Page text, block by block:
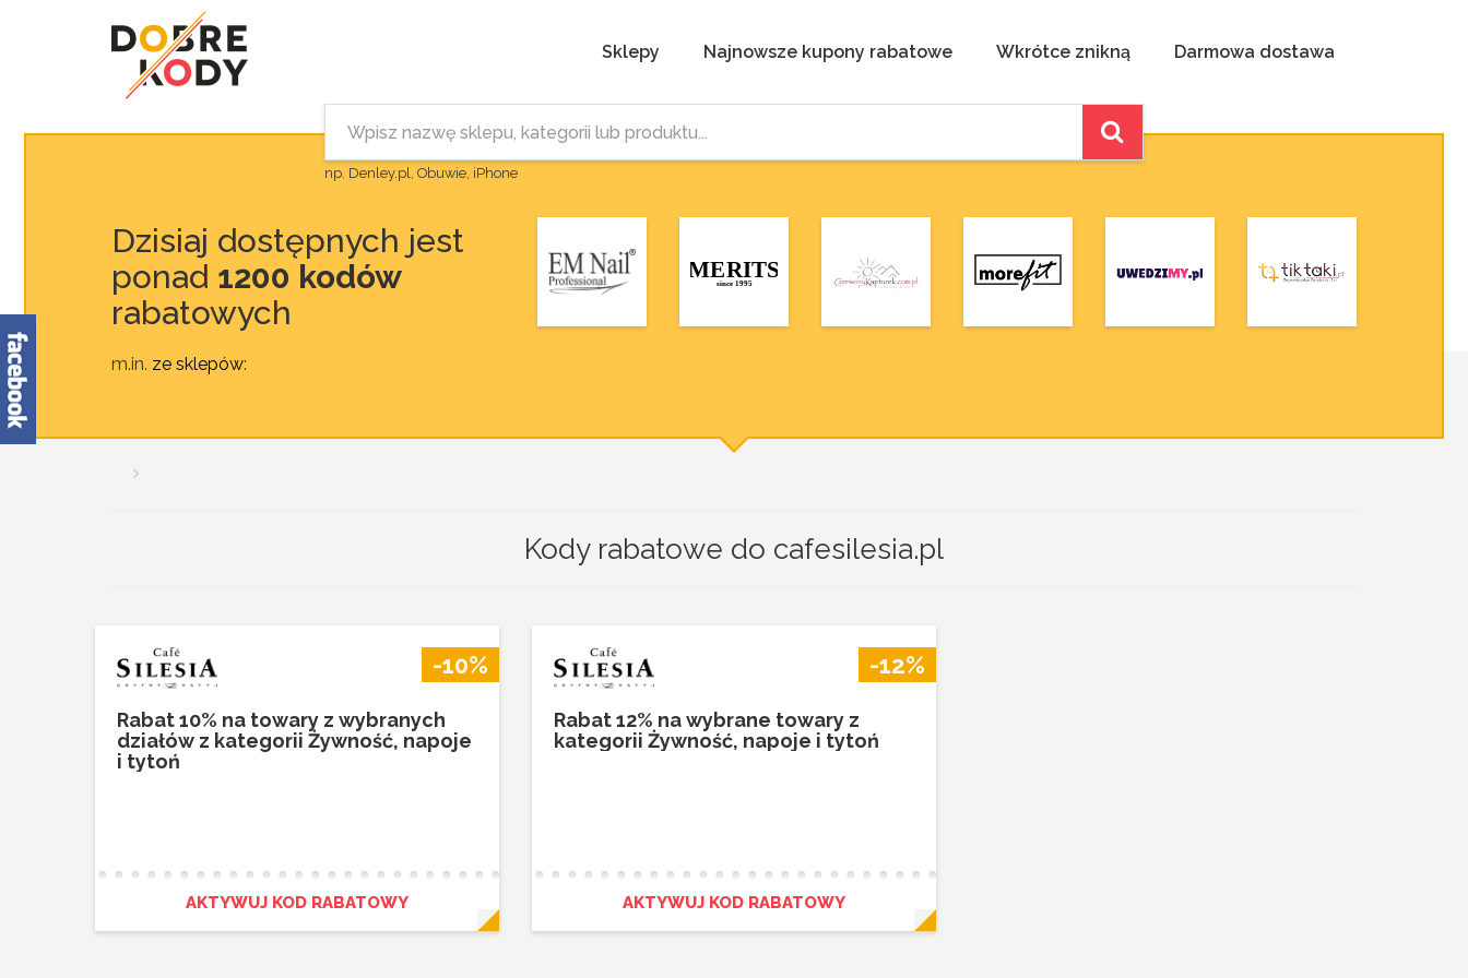
Sklepy Najnowsze kupony rabatowe Wkrótce znikną Darmowa dostawa
np. Denley.pl, Obuwie, iPhone
Dzisiaj dostępnych jest
ponad 1200 kodów
rabatowych
m.in. ze sklepów:
Kody rabatowe do cafesilesia.pl
-10%
Rabat 10% na towary z wybranych
działów z kategorii Żywność, napoje
i tytoń
AKTYWUJ KOD RABATOWY
-12%
Rabat 12% na wybrane towary z
kategorii Żywność, napoje i tytoń
AKTYWUJ KOD RABATOWY